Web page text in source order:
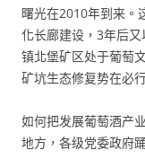
曙光在2010年到来。
化长廊建设，3年后
镇北堡矿区处于葡萄
矿坑生态修复势在必
如何把发展葡萄酒产
地方，各级党委政府